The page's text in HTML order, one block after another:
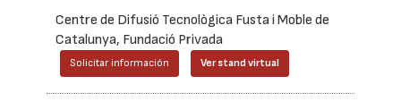
Centre de Difusió Tecnològica Fusta i Moble de
Catalunya, Fundació Privada
Solicitar información Ver stand virtual